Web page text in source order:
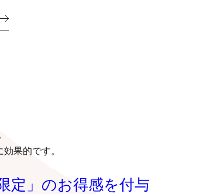
果的です。
定」のお得感を付与